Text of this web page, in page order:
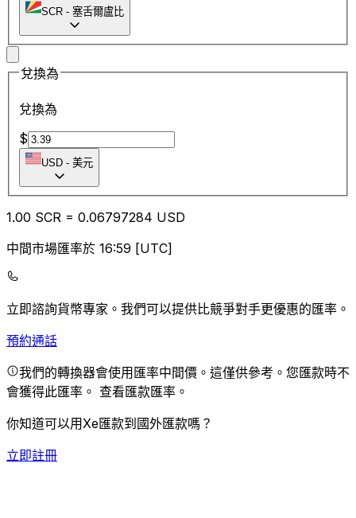
SCR - 塞舌爾盧比
兌換為
兌換為
$
USD - 美元
1.00 SCR = 0.06797284 USD
中間市場匯率於 16:59 [UTC]
立即諮詢貨幣專家。 我們可以提供比競爭對手更優惠的匯率。
預約通話
我們的轉換器會使用匯率中間價。這僅供參考。您匯款時不
會獲得此匯率。 查看匯款匯率。
你知道可以用Xe匯款到國外匯款嗎？
立即註冊